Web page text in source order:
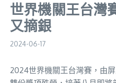
世界機關王台灣
又摘銀
2024-06-17
2024世界機關王台灣賽，由